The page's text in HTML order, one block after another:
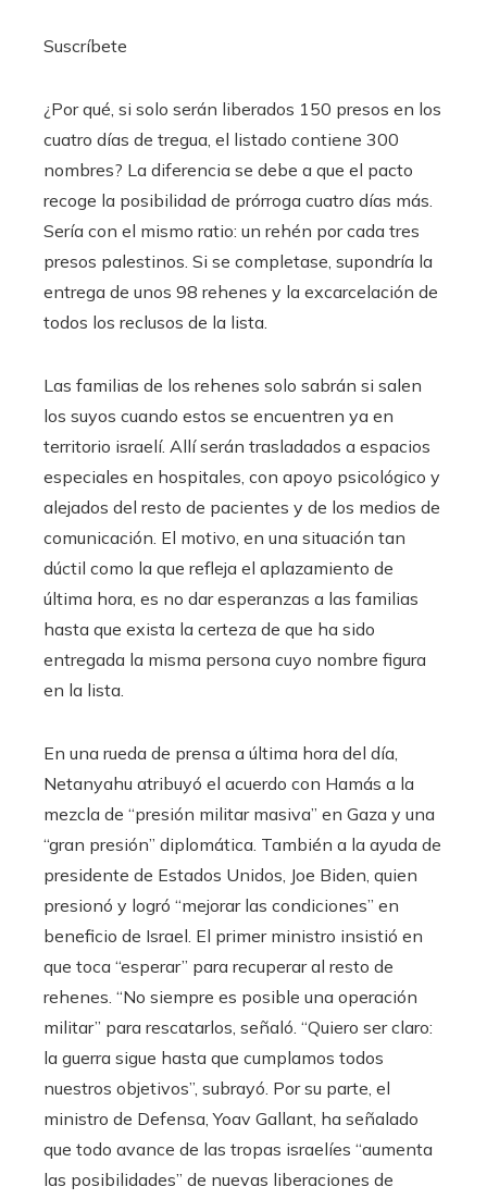
Suscríbete
¿Por qué, si solo serán liberados 150 presos en los
cuatro días de tregua, el listado contiene 300
nombres? La diferencia se debe a que el pacto
recoge la posibilidad de prórroga cuatro días más.
Sería con el mismo ratio: un rehén por cada tres
presos palestinos. Si se completase, supondría la
entrega de unos 98 rehenes y la excarcelación de
todos los reclusos de la lista.
Las familias de los rehenes solo sabrán si salen
los suyos cuando estos se encuentren ya en
territorio israelí. Allí serán trasladados a espacios
especiales en hospitales, con apoyo psicológico y
alejados del resto de pacientes y de los medios de
comunicación. El motivo, en una situación tan
dúctil como la que refleja el aplazamiento de
última hora, es no dar esperanzas a las familias
hasta que exista la certeza de que ha sido
entregada la misma persona cuyo nombre figura
en la lista.
En una rueda de prensa a última hora del día,
Netanyahu atribuyó el acuerdo con Hamás a la
mezcla de “presión militar masiva” en Gaza y una
“gran presión” diplomática. También a la ayuda de
presidente de Estados Unidos, Joe Biden, quien
presionó y logró “mejorar las condiciones” en
beneficio de Israel. El primer ministro insistió en
que toca “esperar” para recuperar al resto de
rehenes. “No siempre es posible una operación
militar” para rescatarlos, señaló. “Quiero ser claro:
la guerra sigue hasta que cumplamos todos
nuestros objetivos”, subrayó. Por su parte, el
ministro de Defensa, Yoav Gallant, ha señalado
que todo avance de las tropas israelíes “aumenta
las posibilidades” de nuevas liberaciones de